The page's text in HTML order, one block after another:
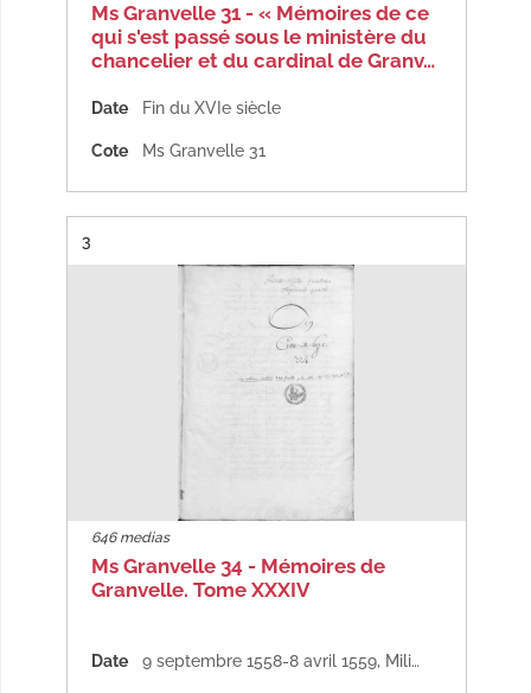
Ms Granvelle 31 - « Mémoires de ce
qui s'est passé sous le ministère du
chancelier et du cardinal de Granv…
Date Fin du XVIe siècle
Cote Ms Granvelle 31
Résultat n°
3
646 medias
Ms Granvelle 34 - Mémoires de
Granvelle. Tome XXXIV
Date 9 septembre 1558-8 avril 1559, Milieu du XVIe siècle